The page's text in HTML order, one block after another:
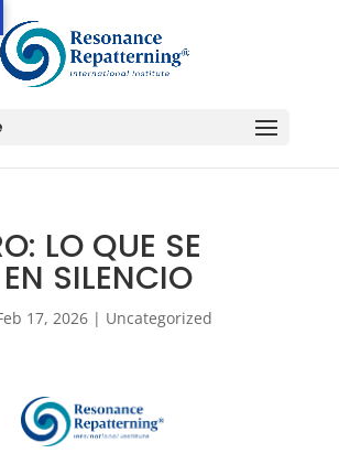
LO QUE SE
SILENCIO
17, 2026| Uncategorized